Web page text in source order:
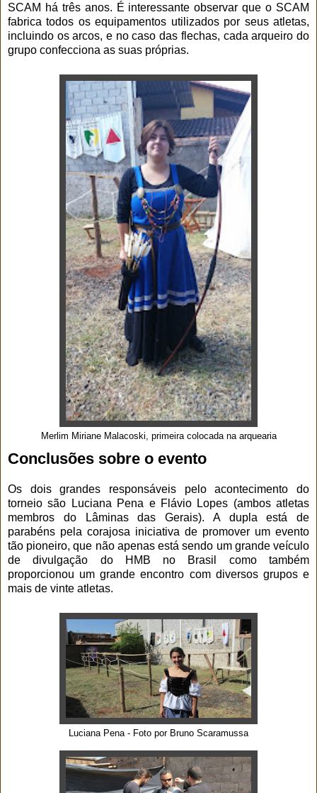
SCAM há três anos. É interessante observar que o SCAM
fabrica todos os equipamentos utilizados por seus atletas,
incluindo os arcos, e no caso das flechas, cada arqueiro do
grupo confecciona as suas próprias.
Merlim Miriane Malacoski, primeira colocada na arquearia
Conclusões sobre o evento
Os dois grandes responsáveis pelo acontecimento do
torneio são Luciana Pena e Flávio Lopes (ambos atletas
membros do Lâminas das Gerais). A dupla está de
parabéns pela corajosa iniciativa de promover um evento
tão pioneiro, que não apenas está sendo um grande veículo
de divulgação do HMB no Brasil como também
proporcionou um grande encontro com diversos grupos e
mais de vinte atletas.
Luciana Pena - Foto por Bruno Scaramussa